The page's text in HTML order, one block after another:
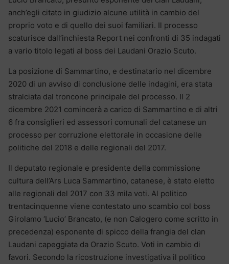
anch’egli citato in giudizio alcune utilità in cambio del
proprio voto e di quello dei suoi familiari. Il processo
scaturisce dall’inchiesta Report nei confronti di 35 indagati
a vario titolo legati al boss dei Laudani Orazio Scuto.
La posizione di Sammartino, e destinatario nel dicembre
2020 di un avviso di conclusione delle indagini, era stata
stralciata dal troncone principale del processo. Il 2
dicembre 2021 comincerà a carico di Sammartino e di altri
6 fra consiglieri ed assessori comunali del catanese un
processo per corruzione elettorale in occasione delle
politiche del 2018 e delle regionali del 2017.
Il deputato regionale e presidente della commissione
cultura dell’Ars Luca Sammartino, catanese, è stato eletto
alle regionali del 2017 con 33 mila voti. Al politico
trentacinquenne viene contestato uno scambio col boss
Girolamo ‘Lucio’ Brancato, (e non Calogero come scritto in
precedenza) esponente di spicco della frangia del clan
Laudani capeggiata da Orazio Scuto. Voti in cambio di
favori. Secondo la ricostruzione investigativa il politico